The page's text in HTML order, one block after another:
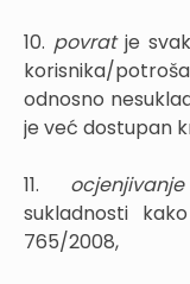
10. povrat je
korisnika/
odnosno
je već dostupan
11.
sukladnosti
765/2008,